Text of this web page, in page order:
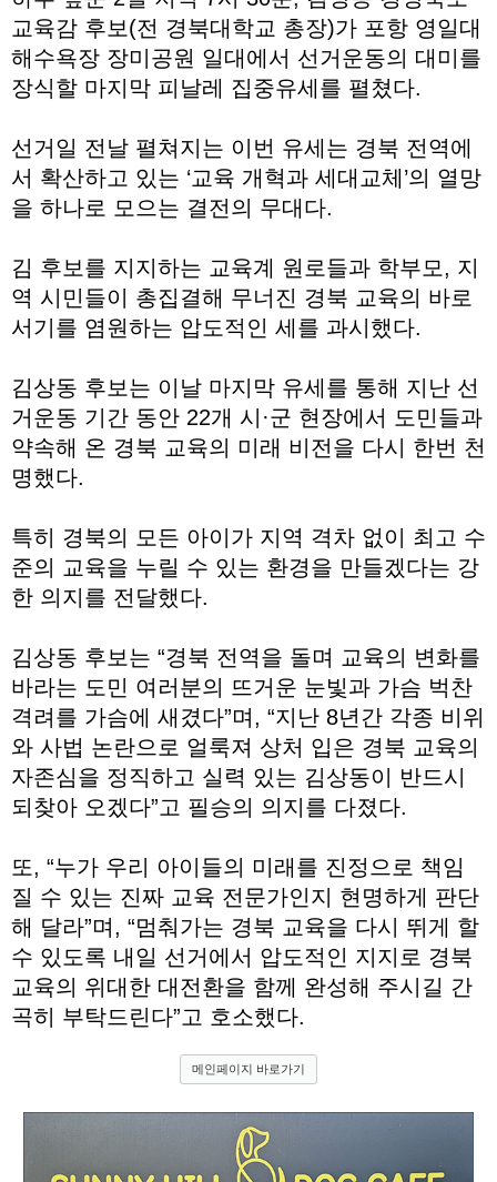
교육감 후보(전 경북대학교 총장)가 포항 영일대
해수욕장 장미공원 일대에서 선거운동의 대미를
장식할 마지막 피날레 집중유세를 펼쳤다.
선거일 전날 펼쳐지는 이번 유세는 경북 전역에
서 확산하고 있는 ‘교육 개혁과 세대교체’의 열망
을 하나로 모으는 결전의 무대다.
김 후보를 지지하는 교육계 원로들과 학부모, 지
역 시민들이 총집결해 무너진 경북 교육의 바로
서기를 염원하는 압도적인 세를 과시했다.
김상동 후보는 이날 마지막 유세를 통해 지난 선
거운동 기간 동안 22개 시·군 현장에서 도민들과
약속해 온 경북 교육의 미래 비전을 다시 한번 천
명했다.
특히 경북의 모든 아이가 지역 격차 없이 최고 수
준의 교육을 누릴 수 있는 환경을 만들겠다는 강
한 의지를 전달했다.
김상동 후보는 “경북 전역을 돌며 교육의 변화를
바라는 도민 여러분의 뜨거운 눈빛과 가슴 벅찬
격려를 가슴에 새겼다”며, “지난 8년간 각종 비위
와 사법 논란으로 얼룩져 상처 입은 경북 교육의
자존심을 정직하고 실력 있는 김상동이 반드시
되찾아 오겠다”고 필승의 의지를 다졌다.
또, “누가 우리 아이들의 미래를 진정으로 책임
질 수 있는 진짜 교육 전문가인지 현명하게 판단
해 달라”며, “멈춰가는 경북 교육을 다시 뛰게 할
수 있도록 내일 선거에서 압도적인 지지로 경북
교육의 위대한 대전환을 함께 완성해 주시길 간
곡히 부탁드린다”고 호소했다.
메인페이지 바로가기